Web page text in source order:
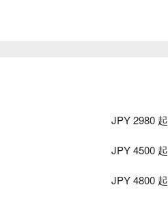
JPY 2980 起
JPY 4500 起
JPY 4800 起